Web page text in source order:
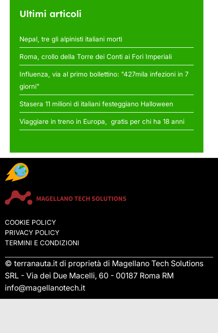
Ultimi articoli
Nepal, tre gli alpinisti italiani morti
Roma, crollo della Torre dei Conti ai Fori Imperiali
Influenza, via al primo bollettino: "427mila infezioni in 7
giorni"
Stasera 11 milioni di italiani festeggiano Halloween
Viaggiare in treno in Europa, gratis per chi ha 18 anni
COOKIE POLICY
PRIVACY POLICY
TERMINI E CONDIZIONI
© terranauta.it di proprietà di Magellano Tech Solutions
SRL - Via dei Due Macelli, 60 - 00187 Roma RM
info@magellanotech.it